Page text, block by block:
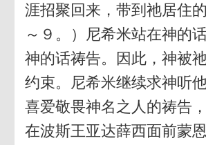
涯招聚回来，带到祂居住
～９。）尼希米站在神的
神的话祷告。因此，神被
约束。尼希米继续求神听
喜爱敬畏神名之人的祷告
在波斯王亚达薛西面前蒙